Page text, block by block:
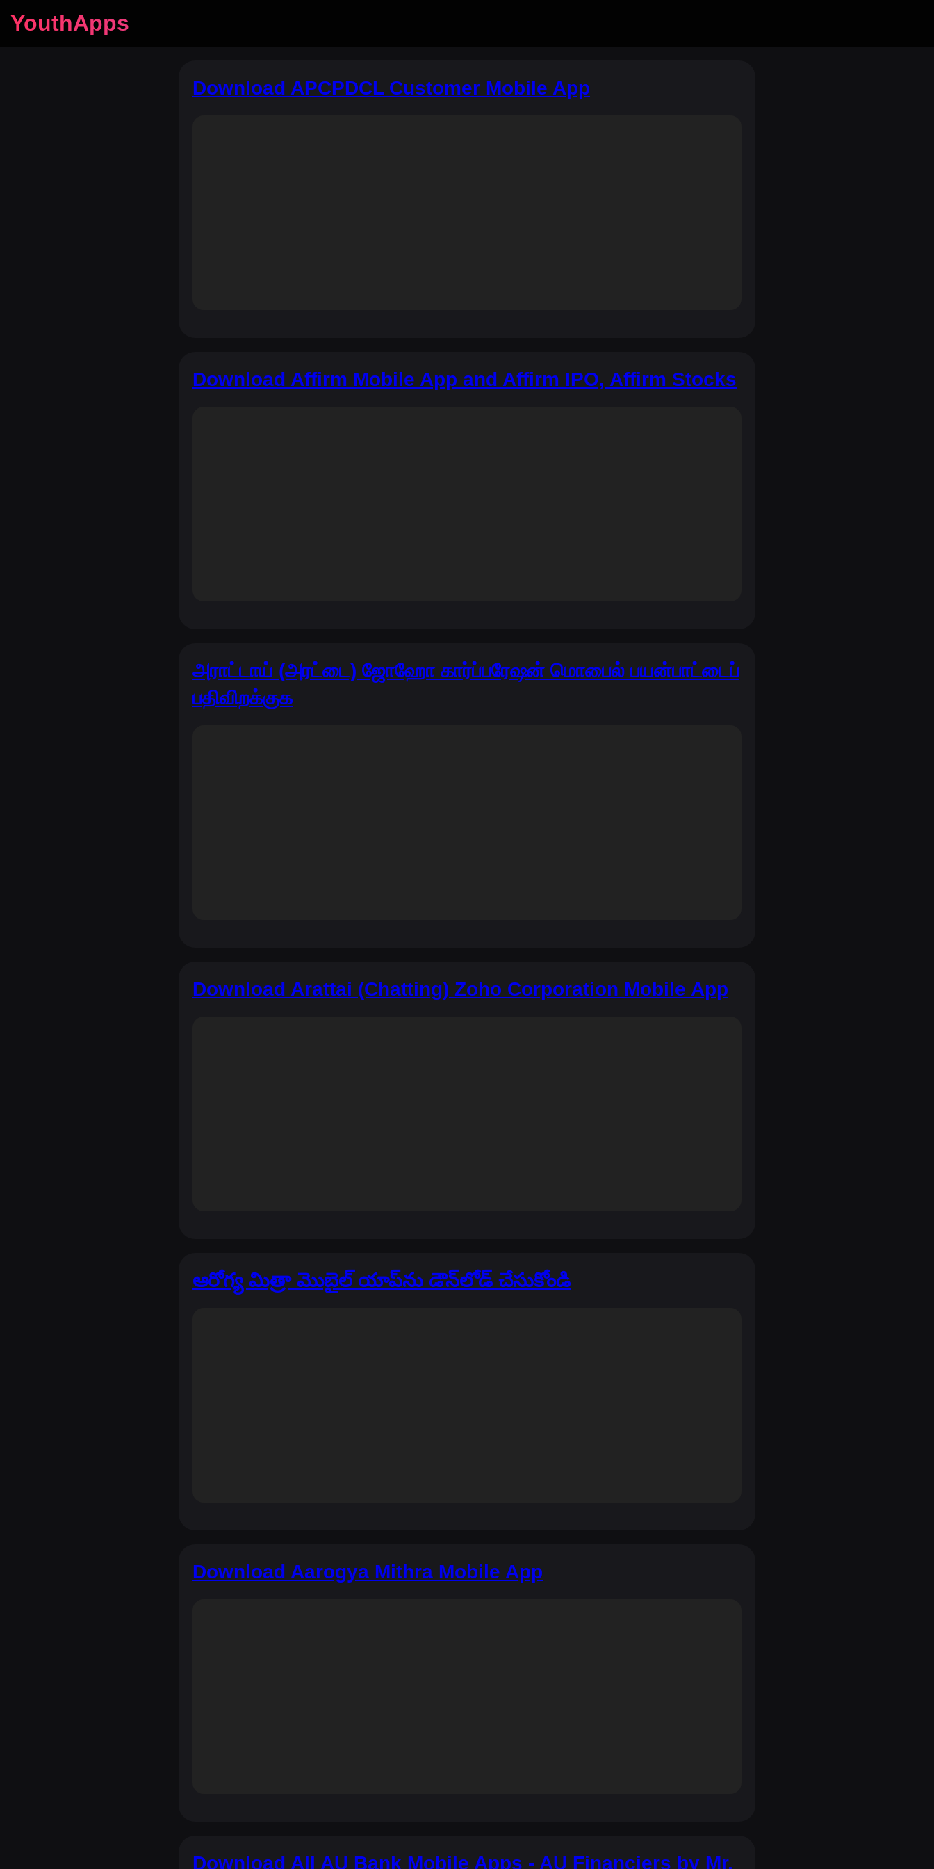
YouthApps
Download APCPDCL Customer Mobile App
Download Affirm Mobile App and Affirm IPO, Affirm Stocks
அராட்டாய் (அரட்டை) ஜோஹோ கார்ப்பரேஷன் மொபைல் பயன்பாட்டைப்
பதிவிறக்குக
Download Arattai (Chatting) Zoho Corporation Mobile App
ఆరోగ్య మిత్రా మొబైల్ యాప్‌ను డౌన్‌లోడ్ చేసుకోండి
Download Aarogya Mithra Mobile App
Download All AU Bank Mobile Apps - AU Financiers by Mr.